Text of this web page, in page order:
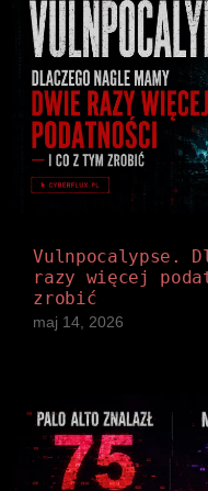
Vulnpocalypse.
razy więcej
zrobić
maj 14, 2026